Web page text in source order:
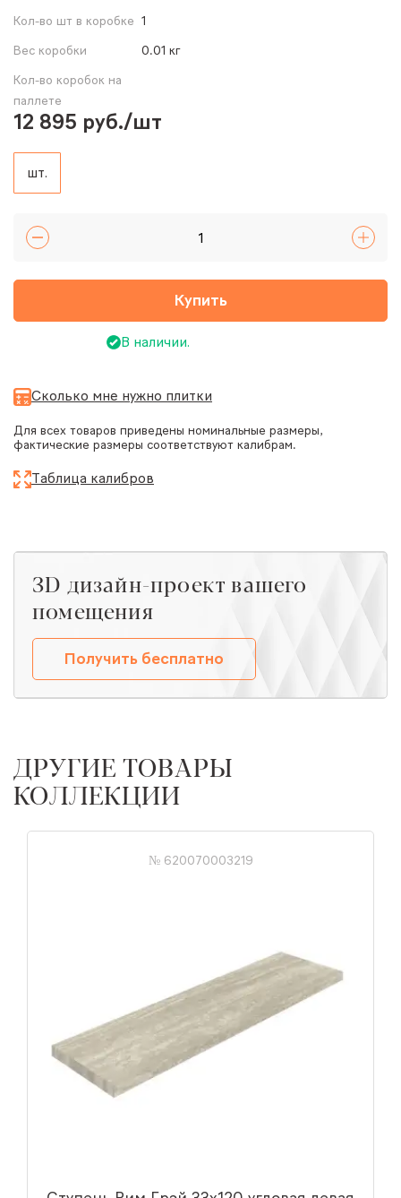
Кол-во шт в коробке 1
Вес коробки
0.01 кг
Кол-во коробок на
паллете
12 895 руб./шт
шт.
Купить
В наличии.
Сколько мне нужно плитки
Для всех товаров приведены номинальные размеры,
фактические размеры соответствуют калибрам.
Таблица калибров
ЗD дизайн-проект вашего
помещения
Получить бесплатно
ДРУГИЕ ТОВАРЫ
КОЛЛЕКЦИИ
№ 620070003219